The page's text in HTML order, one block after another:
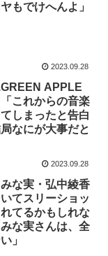
もでけへんよ」
2023.09.28
APPLE
これからの音楽
しまったと告白
なにが大事だと
2023.09.28
な実・弘中綾香
てスリーショッ
てるかもしれな
な実さんは、全
」